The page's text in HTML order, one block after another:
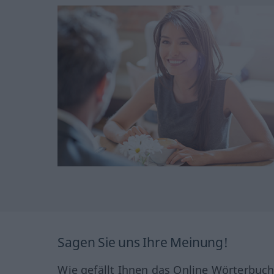
Sagen Sie uns Ihre Meinung!
Wie gefällt Ihnen das Online